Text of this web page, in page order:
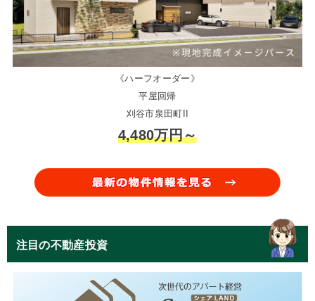
《ハーフオーダー》
平屋回帰
刈谷市泉田町II
4,480万円～
注目の不動産投資